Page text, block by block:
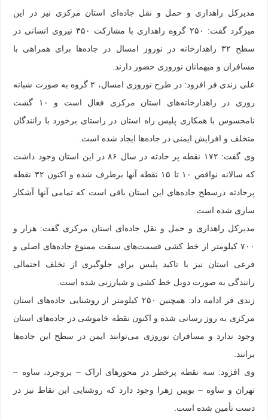
مدیرکل راهداری و حمل و نقل جاده‌ای استان مرکزی نیز در این
میزگرد گفت: ۲۵۰ گروه راهداری با مشارکت ۳۵۰ نیروی انسانی در
سطح ۳۲ راهدارخانه در نوروز امسال در جاده‌ها برای همراهی با
مسافران و میهمانان نوروزی حضور دارند.
علی زندی فر افزود: در طرح نوروزی امسال، ۲ گروه به صورت شبانه
روزی در راهدارخانه‌های استان مرکزی فعال است و ۱۰ گشت
نامحسوس با همکاری پلیس راه استان در راستای برخورد با رانندگان
متخلف و افزایش ایمنی در جاده‌ها ایجاد شده است.
وی گفت: ۱۷۲ نقطه پر حادثه در سال ۸۶ در این استان وجود داشت
که سالانه نواقص ۱۰ تا ۱۵ نقطه آنها برطرف شده و اکنون ۳۲ نقطه
پرحادثه درسطح جاده‌های این استان باقی است که تمامی آنها آشکار
سازی شده است.
مدیرکل راهداری و حمل و نقل جاده‌ای استان مرکزی گفت: هزار و
۷۰۰ کیلومتر از خط کشی قسمت‌های سبقت ممنوع جاده‌های اصلی و
فرعی استان نیز با تاکید پلیس برای جلوگیری از تخلف احتمالی
رانندگی به صورت دوبل خط کشی و شیارزنی شده است.
زندی فر ادامه داد: همچنین ۲۵۰ کیلومتر از روشنایی جاده‌های استان
مرکزی به روز رسانی شده و اکنون نقطه خاموشی در جاده‌های استان
وجود ندارد و مسافران نوروزی می‌توانند ایمن در سطح این جاده‌ها
برانند.
وی افزود: سه نقطه پرخطر در محورهای اراک – بروجرد، ساوه –
تهران و ساوه – بویین زهرا وجود دارد که روشنایی این نقاط نیز در
دست تأمین شده است.